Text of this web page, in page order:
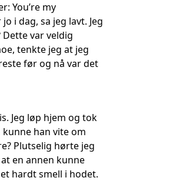
You’re my
i dag, sa jeg lavt. Jeg
var veldig
tenkte jeg at jeg
før og nå var det
Jeg løp hjem og tok
han vite om
Plutselig hørte jeg
en annen kunne
hardt smell i hodet.